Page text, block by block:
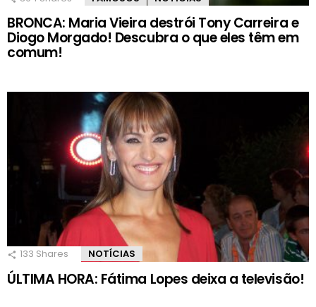
BRONCA: Maria Vieira destrói Tony Carreira e
Diogo Morgado! Descubra o que eles têm em
comum!
133 Shares NOTÍCIAS
ÚLTIMA HORA: Fátima Lopes deixa a televisão!